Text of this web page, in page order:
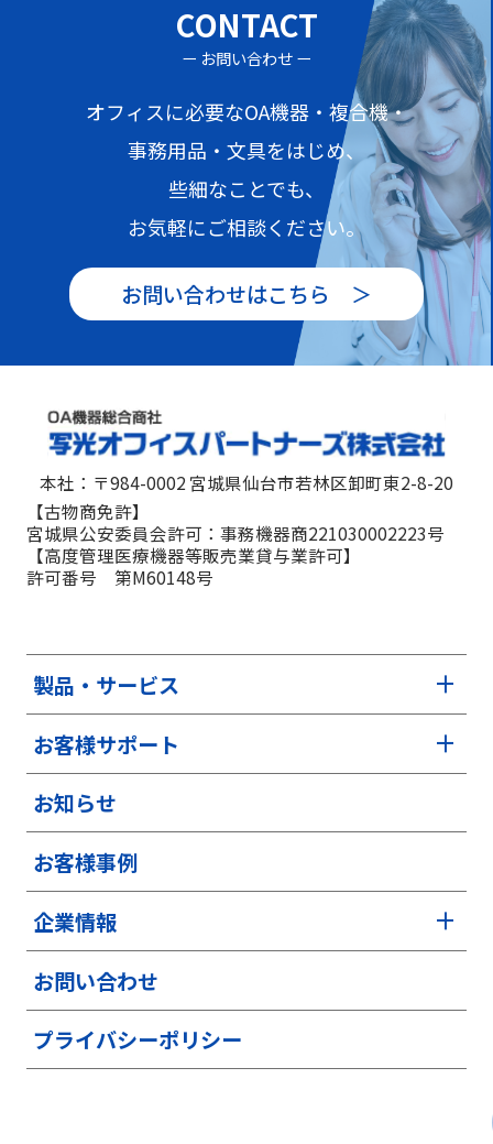
CONTACT
ー お問い合わせ ー
オフィスに必要なOA機器・複合機・
事務用品・文具をはじめ、
些細なことでも、
お気軽にご相談ください。
お問い合わせはこちら ＞
本社：〒984-0002 宮城県仙台市若林区卸町東2-8-20
【古物商免許】
宮城県公安委員会許可：事務機器商221030002223号
【高度管理医療機器等販売業貸与業許可】
許可番号 第M60148号
製品・サービス
お客様サポート
お知らせ
お客様事例
企業情報
お問い合わせ
プライバシーポリシー